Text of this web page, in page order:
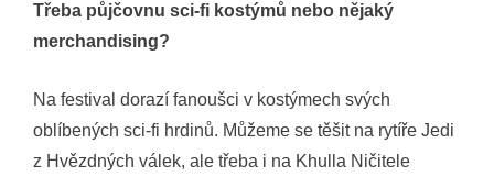
Třeba půjčovnu sci-fi kostýmů nebo nějaký
merchandising?
Na festival dorazí fanoušci v kostýmech svých
oblíbených sci-fi hrdinů. Můžeme se těšit na rytíře Jedi
z Hvězdných válek, ale třeba i na Khulla Ničitele